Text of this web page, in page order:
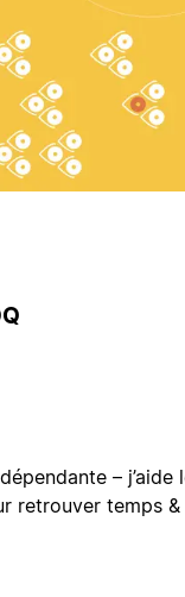
–
retrouver temps &